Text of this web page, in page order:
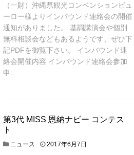
（一財）沖縄県観光コンベンションビュ
ーロー様よりインバウンド連絡会の開催
通知がありました。 基調講演会や個別
無料相談会などもあるようです、ぜひ下
記PDFを御覧下さい。 インバウンド連
絡会開催内容 インバウンド連絡会参加
申…
第3代 MISS 恩納ナビー コンテス
ト
ニュース 2017年6月7日